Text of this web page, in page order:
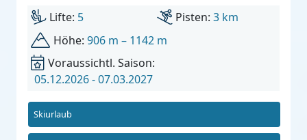
Lifte: 5 Pisten: 3 km
Höhe: 906 m – 1142 m
Voraussichtl. Saison:
05.12.2026 - 07.03.2027
Skiurlaub